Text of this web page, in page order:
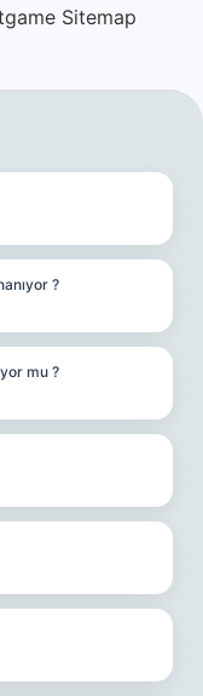
Sitemap
?
mu ?